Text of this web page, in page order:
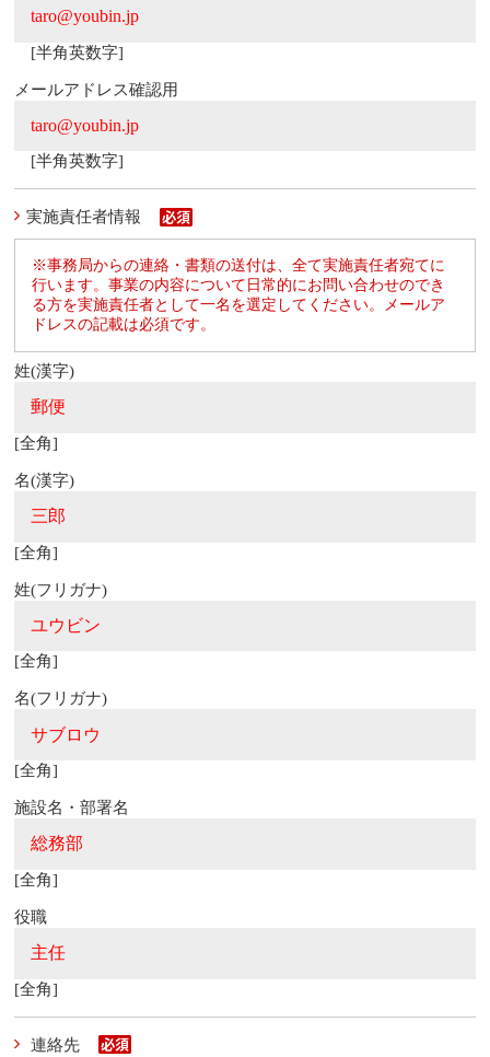
[半角英数字]
メールアドレス確認用
[半角英数字]
実施責任者情報
※事務局からの連絡・書類の送付は、全て実施責任者宛てに
行います。事業の内容について日常的にお問い合わせのでき
る方を実施責任者として一名を選定してください。メールア
ドレスの記載は必須です。
姓(漢字)
[全角]
名(漢字)
[全角]
姓(フリガナ)
[全角]
名(フリガナ)
[全角]
施設名・部署名
[全角]
役職
[全角]
連絡先